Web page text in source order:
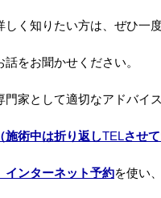
しく知りたい方は、ぜひ一
話をお聞かせください。
門家として適切なアドバイ
施術中は折り返しTELさせ
インターネット予約を使い、